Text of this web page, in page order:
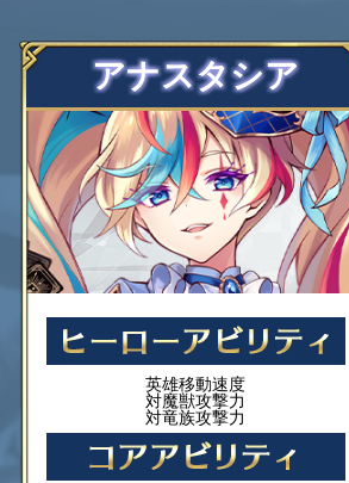
アナスタシア
英雄移動速度
対魔獣攻撃力
対竜族攻撃力